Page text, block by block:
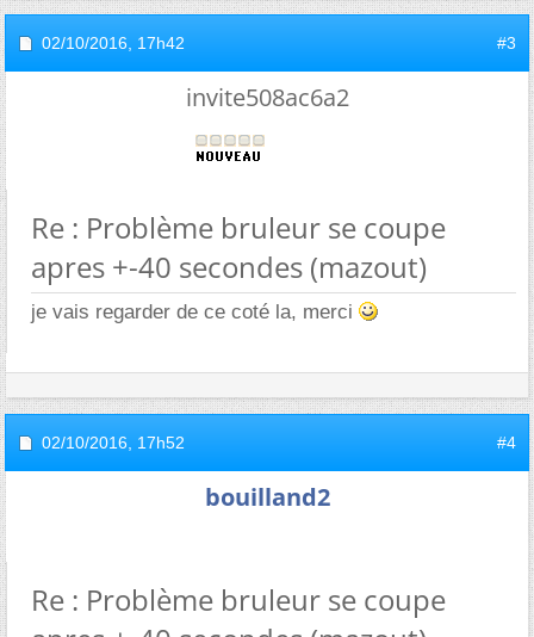
02/10/2016, 17h42 #3
invite508ac6a2
Re : Problème bruleur se coupe
apres +-40 secondes (mazout)
je vais regarder de ce coté la, merci
02/10/2016, 17h52 #4
bouilland2
Re : Problème bruleur se coupe